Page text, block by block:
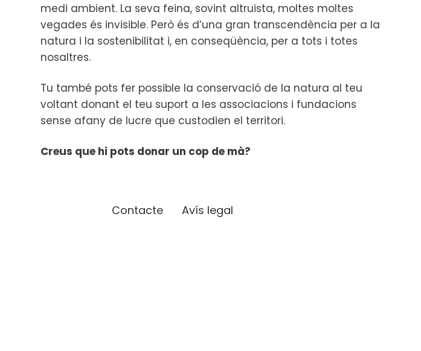
medi ambient. La seva feina, sovint altruista, moltes moltes
vegades és invisible. Però és d’una gran transcendència per a la
natura i la sostenibilitat i, en conseqüència, per a tots i totes
nosaltres.
Tu també pots fer possible la conservació de la natura al teu
voltant donant el teu suport a les associacions i fundacions
sense afany de lucre que custodien el territori.
Creus que hi pots donar un cop de mà?
Contacte Avís legal